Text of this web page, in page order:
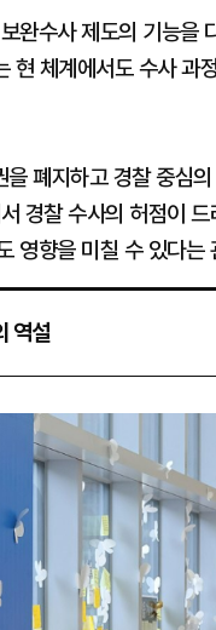
완수사 제도의 기능을
현 체계에서도 수사 과
폐지하고 경찰 중심
경찰 수사의 허점이
영향을 미칠 수 있다는
역설